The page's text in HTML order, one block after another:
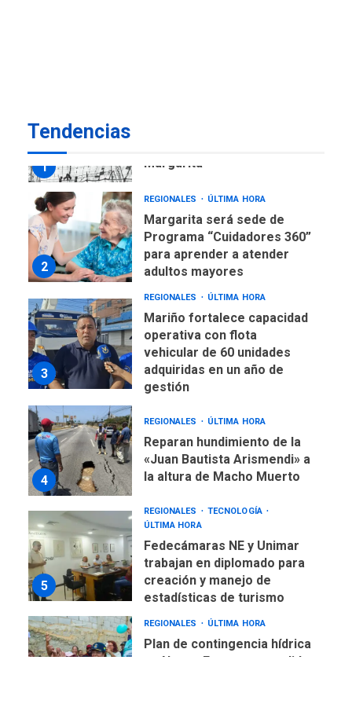
Tendencias
2
adultos mayores
3
REGIONALES ÚLTIMA HORA
Mariño fortalece capacidad
operativa con flota
vehicular de 60 unidades
adquiridas en un año de
gestión
4
REGIONALES
Reparan hundimiento de la
«Juan Bautista Arismendi» a
5
ÚLTIMA HORA
Fedecámaras NE y Unimar
creación y manejo de
estadísticas de turismo
6
REGIONALES ÚLTIMA HORA
Plan de contingencia hídrica
en Nueva Esparta consolida
avances en territorio
insular
ECONOMÍA
TITULARES